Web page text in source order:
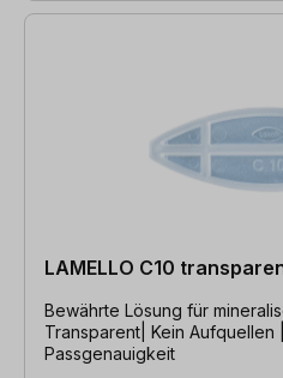
LAMELLO C10
Bewährte Lösung für
Transparent| Kein Aufquellen
Passgenauigkeit